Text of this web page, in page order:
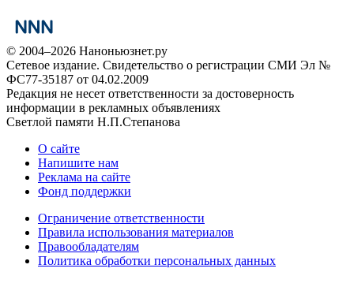
© 2004–2026 Наноньюзнет.ру
Сетевое издание. Свидетельство о регистрации СМИ Эл №
ФС77-35187 от 04.02.2009
Редакция не несет ответственности за достоверность
информации в рекламных объявлениях
Светлой памяти Н.П.Степанова
О сайте
Напишите нам
Реклама на сайте
Фонд поддержки
Ограничение ответственности
Правила использования материалов
Правообладателям
Политика обработки персональных данных